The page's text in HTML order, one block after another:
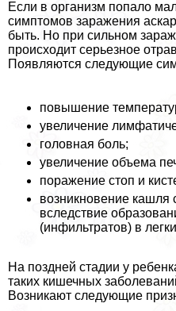
Если в организм попало
симптомов заражения
быть. Но при сильном
происходит серьезное
Появляются следующие
повышение
увеличение
головная боль;
увеличение объема
поражение стоп и
возникновение кашля
вследствие
(инфильтратов) в
На поздней стадии у
таких кишечных
Возникают следующие